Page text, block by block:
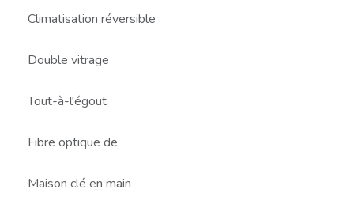
Climatisation réversible
Double vitrage
Tout-à-l'égout
Fibre optique de
Maison clé en main